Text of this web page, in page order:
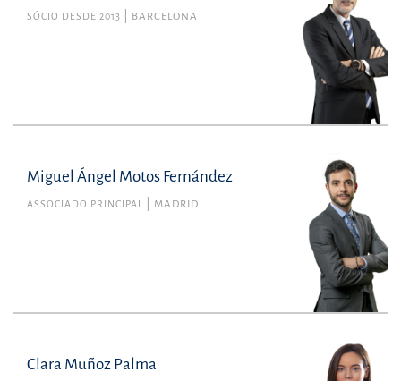
SÓCIO DESDE 2013 BARCELONA
Miguel Ángel Motos Fernández
ASSOCIADO PRINCIPAL MADRID
Clara Muñoz Palma